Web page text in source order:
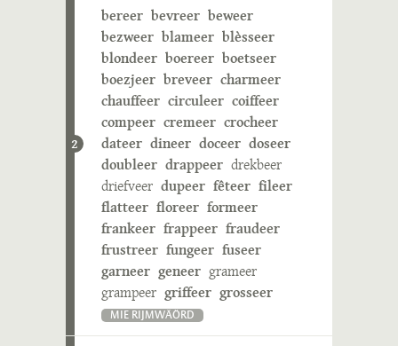
2
bereer bevreer beweer
bezweer blameer blèsseer
blondeer boereer boetseer
boezjeer breveer charmeer
chauffeer circuleer coiffeer
compeer cremeer crocheer
dateer dineer doceer doseer
doubleer drappeer drekbeer
driefveer dupeer fêteer fileer
flatteer floreer formeer
frankeer frappeer fraudeer
frustreer fungeer fuseer
garneer geneer grameer
grampeer griffeer grosseer
MIE RIJMWÄÖRD